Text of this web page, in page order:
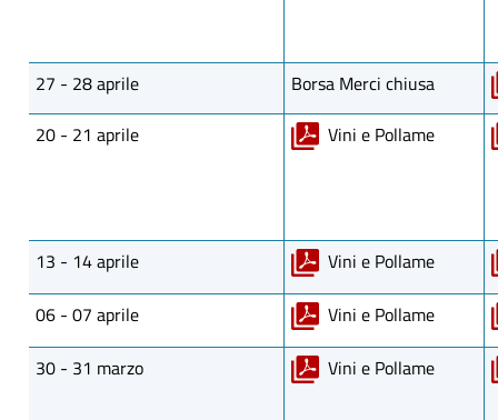
27 - 28 aprile
Borsa Merci chiusa
20 - 21 aprile
Vini e Pollame
13 - 14 aprile
Vini e Pollame
06 - 07 aprile
Vini e Pollame
30 - 31 marzo
Vini e Pollame